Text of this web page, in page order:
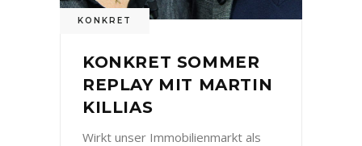
KONKRET
KONKRET SOMMER
REPLAY MIT MARTIN
KILLIAS
Wirkt unser Immobilienmarkt als